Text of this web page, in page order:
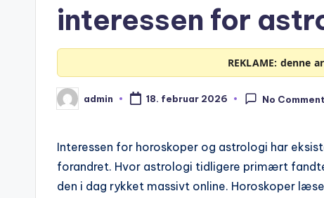
interessen for
REKLAME: denne
Posted
by
admin 18. februar 2026 No
Interessen for horoskoper og astrologi har
forandret. Hvor astrologi tidligere primært
den i dag rykket massivt online. Horoskoper